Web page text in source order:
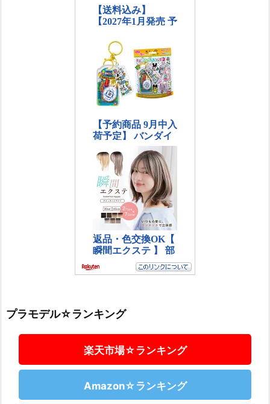
プラモデル☆ランキング
楽天市場☆ランキング
Amazon☆ランキング